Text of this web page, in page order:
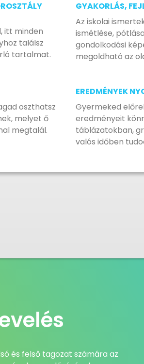
itt minden
találsz
tartalmat.
GYAKORLÁS,
Az iskolai
ismétlése,
gondolkodási
megoldható az
oszthatsz
melyet ő
megtalál.
EREDMÉNYEK
Gyermeked
eredményeit
táblázatokban,
valós időben
és felső tagozat számára az